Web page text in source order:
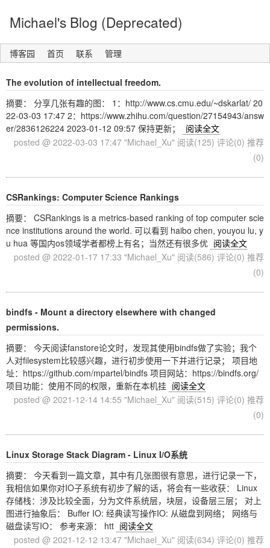
Michael's Blog (Deprecated)
博客园 首页 联系 管理
The evolution of intellectual freedom.
摘要： 分享几张有趣的图： 1：http://www.cs.cmu.edu/~dskarlat/ 20
22-03-03 17:47 2：https://www.zhihu.com/question/27154943/answ
er/2836126224 2023-01-12 09:57 保持更新；
阅读全文
posted @ 2022-03-03 17:47 "Michael_Xu" 阅读(125) 评论(0) 推荐
(0)
CSRankings: Computer Science Rankings
摘要： CSRankings is a metrics-based ranking of top computer scie
nce institutions around the world. 可以看到 haibo chen, youyou lu, y
u hua 等国内os领域学者都榜上有名；当然还有很多优 阅读全文
posted @ 2022-01-17 17:33 "Michael_Xu" 阅读(586) 评论(0) 推荐
(0)
bindfs - Mount a directory elsewhere with changed
permissions.
摘要： 今天阅读fanstore论文时，发现其使用bindfs做了实验；我个
人对filesystem比较感兴趣，进行初步使用一下并进行记录； 项目地
址：https://github.com/mpartel/bindfs 项目网站：https://bindfs.org/
项目功能：使用不同的权限，重新在本机挂 阅读全文
posted @ 2021-12-14 14:55 "Michael_Xu" 阅读(515) 评论(0) 推荐
(0)
Linux Storage Stack Diagram - Linux I/O系统
摘要： 今天看到一篇文章，其中有几张图很有意思，进行记录一下，
我相信如果你对IO子系统有初步了解的话，将会有一些收获： Linux
存储栈：涉及比较全面，分为文件系统层，块层，设备层三层； 对上
图进行抽象后： Buffer IO: 经典读写操作IO: 从磁盘到网络； 网络与
磁盘读写IO： 参考来源： htt 阅读全文
posted @ 2021-12-12 13:47 "Michael_Xu" 阅读(634) 评论(0) 推荐